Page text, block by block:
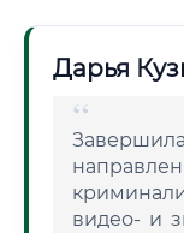
Дарья
видео- и